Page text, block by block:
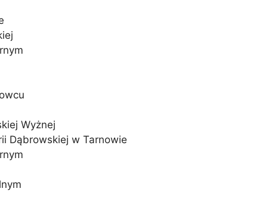
Wyżnej
Dąbrowskiej w Tarnowie